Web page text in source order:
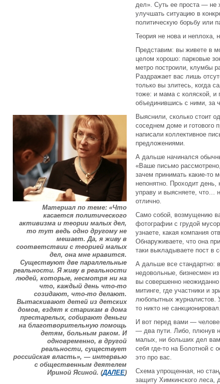
дел». Суть ее проста — не
улучшать ситуацию в
политическую борьбу или
Теория не нова и неплоха,
Представим: вы живете в
целом хорошо: парковые
метро построили, клумбы
Раздражает вас лишь
только вы злитесь, когда
тоже: и мама с коляской, и
объединившись с ними, за
Материал по теме: «Что
касается политического
активизма и теории малых дел,
то тут ведь одно другому не
мешает. Да, я живу в
соответствии с теорией малых
дел, она мне нравится.
Существуют две параллельные
реальности. Я живу в реальности
людей, которые, несмотря ни на
что, каждый день что-то
созидают, что-то делают.
Вытаскивают детей из детских
домов, ездят к старикам в дома
престарелых, собирают деньги
на благотворительную помощь
детям, больным раком. И
одновременно, в другой
реальности, существует
российская власть», — интервью
с общественным деятелем
Ириной Ясиной. (ДАЛЕЕ)
Выяснили, сколько стоит
соседнем доме и готового
написали коллективное
предложениями.
А дальше начинался
«Ваше письмо
зачем принимать какие-то
непонятно. Проходит
управу и выясняете, что…
отлично.
Само собой, возмущению
фотографии с грудой
узнаете, какая компания
Обнаруживаете, что она
таки выкладываете пост в
А дальше все стандартно:
недовольные, бизнесмен
вы совершенно
митинге, где участники и
любопытных журналистов.
то никто не
И вот перед вами —
— два пути. Либо, плюнув
малых, ни больших дел
себя где-то на Болотной с
это про вас.
Схема упрощенная, но
защиту Химкинского леса,